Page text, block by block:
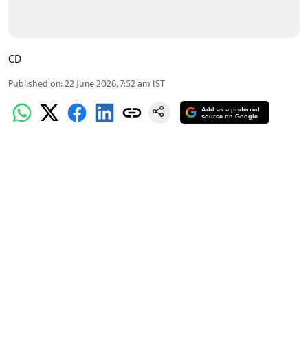
CD
Published on:22 June 2026, 7:52 am IST
Add as a preferred
source on Google